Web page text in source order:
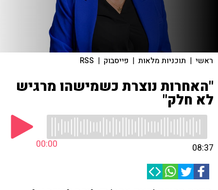
ראשי | תוכניות מלאות | פייסבוק |
RSS
"האחרות נוצרת כשמישהו מרגיש
לא חלק"
00:00 08:37